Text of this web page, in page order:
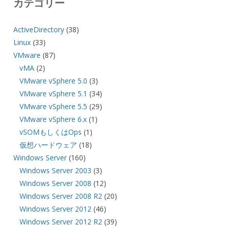
カテゴリー
ActiveDirectory(38)
Linux(33)
VMware (87)
vMA (2)
VMware vSphere 5.0 (3)
VMware vSphere 5.1 (34)
VMware vSphere 5.5 (29)
VMware vSphere 6.x (1)
vSOMもしくはOps (1)
仮想ハードウェア (18)
Windows Server(160)
Windows Server 2003 (3)
Windows Server 2008 (12)
Windows Server 2008 R2 (20)
Windows Server 2012 (46)
Windows Server 2012 R2 (39)